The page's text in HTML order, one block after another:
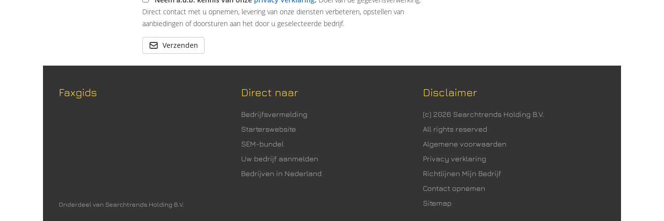
Direct contact met u opnemen, levering van onze diensten verbeteren, opstellen van
aanbiedingen of doorsturen aan het door u geselecteerde bedrijf.
Verzenden
Faxgids
Onderdeel van Searchtrends Holding B.V.
Direct naar
Bedrijfsvermelding
Starterswebsite
SEM-bundel
Uw bedrijf aanmelden
Bedrijven in Nederland
Disclaimer
(c) 2026 Searchtrends Holding B.V.
All rights reserved
Algemene voorwaarden
Privacy verklaring
Richtlijnen Mijn Bedrijf
Contact opnemen
Sitemap